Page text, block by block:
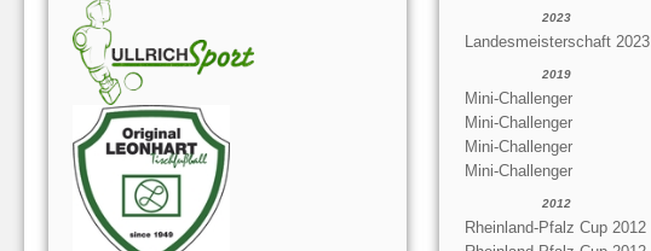
2023
Landesmeisterschaft 2023
2019
Mini-Challenger
Mini-Challenger
Mini-Challenger
Mini-Challenger
2012
Rheinland-Pfalz Cup 2012